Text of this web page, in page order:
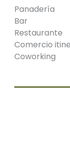
Panadería
Bar
Restaurante
Comercio
Coworking